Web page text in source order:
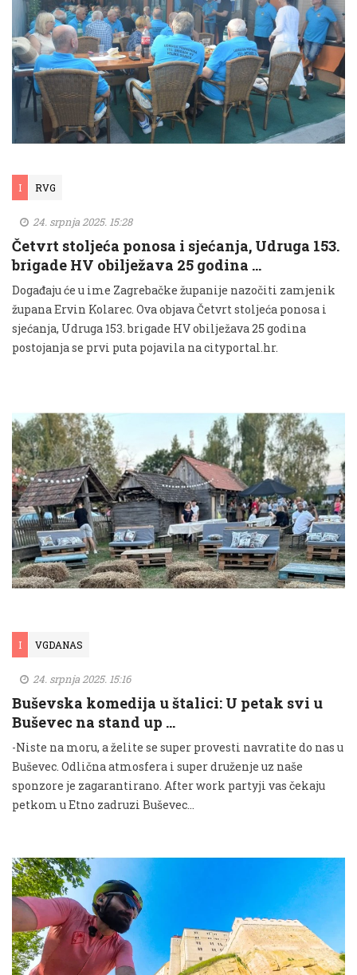
I RVG
24. srpnja 2025. 15:28
Četvrt stoljeća ponosa i sjećanja, Udruga 153.
brigade HV obilježava 25 godina …
Događaju će u ime Zagrebačke županije nazočiti zamjenik
župana Ervin Kolarec. Ova objava Četvrt stoljeća ponosa i
sjećanja, Udruga 153. brigade HV obilježava 25 godina
postojanja se prvi puta pojavila na cityportal.hr.
I VGDANAS
24. srpnja 2025. 15:16
Buševska komedija u štalici: U petak svi u
Buševec na stand up …
-Niste na moru, a želite se super provesti navratite do nas u
Buševec. Odlična atmosfera i super druženje uz naše
sponzore je zagarantirano. After work partyji vas čekaju
petkom u Etno zadruzi Buševec...